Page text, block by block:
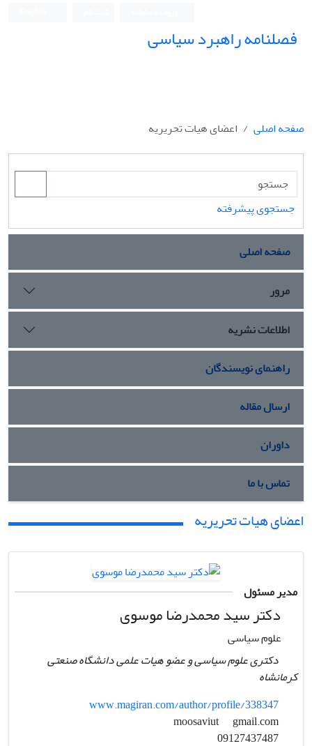
فصلنامه راهبرد سیاسی
صفحه اصلی اعضای هیات تحریریه
جستجوی پیشرفته
صفحه اصلی
مرور
اطلاعات نشریه
راهنمای نویسندگان
ارسال مقاله
داوران
تماس با ما
اعضای هیات تحریریه
مدیر مسئول
دکتر سید محمدرضا موسوی
علوم سیاسی
دکتری علوم سیاسی و عضو هیات علمی دانشگاه صنعتی
کرمانشاه
www.magiran.com/author/profile/338347
gmail.com